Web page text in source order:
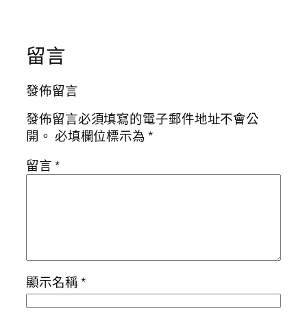
留言
發佈留言
發佈留言必須填寫的電子郵件地址不會公
開。 必填欄位標示為*
留言*
顯示名稱*